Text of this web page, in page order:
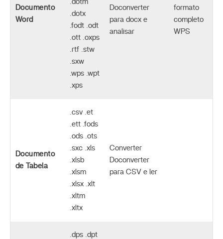
Documento
Word
.dotm
.dotx
.fodt .odt
.ott .oxps
.rtf .stw
.sxw
.wps .wpt
.xps
Doconverter
para docx e
analisar
formato
completo
WPS
Documento
de Tabela
.csv .et
.ett .fods
.ods .ots
.sxc .xls
.xlsb
.xlsm
.xlsx .xlt
.xltm
.xltx
Converter
Doconverter
para CSV e ler
.dps .dpt